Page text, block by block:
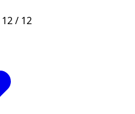
12 / 12